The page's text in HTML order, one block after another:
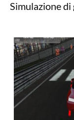
Simulazione